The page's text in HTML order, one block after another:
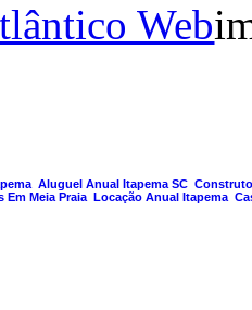
Web
Aluguel Anual Itapema SC
Locação Anual Itapema
Em Meia Praia